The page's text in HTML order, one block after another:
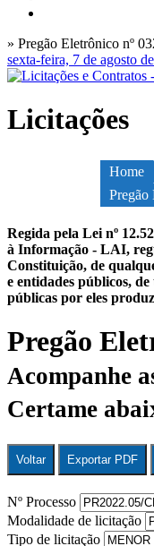
» Pregão Eletrônico nº
sexta-feira, 7 de agosto
Licitações
Home
Pregão
Regida pela Lei nº
à Informação - LAI,
Constituição, de
e entidades públicos, de
públicas por eles
Pregão
Acompanhe
Certame
Voltar Exportar PDF
Nº Processo
Modalidade de licitação
Tipo de licitação